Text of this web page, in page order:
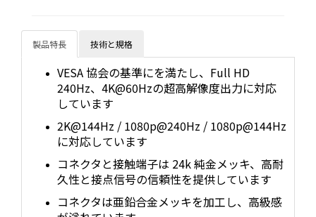
製品特長 技術と規格
VESA 協会の基準にを満たし、Full HD
240Hz、4K@60Hzの超高解像度出力に対応
しています
2K@144Hz / 1080p@240Hz / 1080p@144Hz
に対応しています
コネクタと接触端子は 24k 純金メッキ、高耐
久性と接点信号の信頼性を提供しています
コネクタは亜鉛合金メッキを加工し、高級感